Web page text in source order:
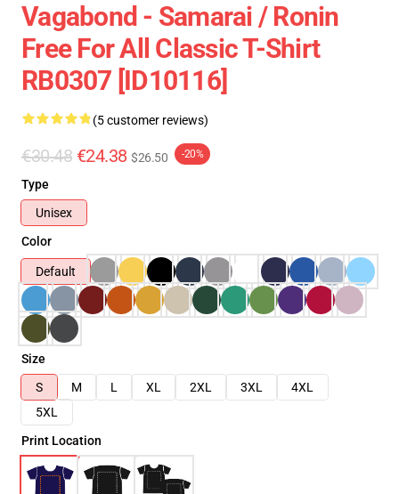
Vagabond - Samarai / Ronin
Free For All Classic T-Shirt
RB0307 [ID10116]
(5 customer reviews)
€30.48 €24.38 $26.50 -20%
Type
Unisex
Color
Default
Size
S
M L XL 2XL 3XL
4XL
5XL
Print Location